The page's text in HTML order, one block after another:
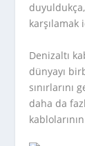
karşılamak
Denizaltı
dünyayı
daha da